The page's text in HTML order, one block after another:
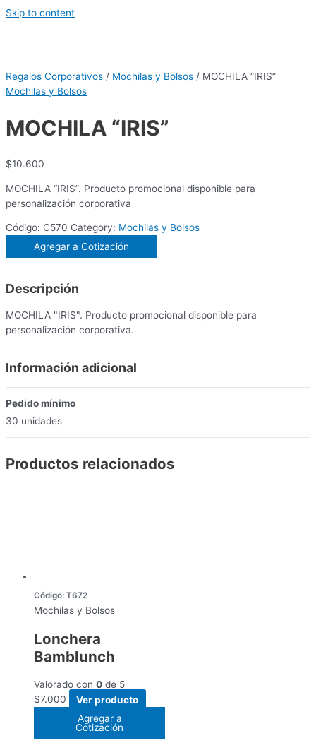
Skip to content
Regalos Corporativos / Mochilas y Bolsos / MOCHILA “IRIS”
Mochilas y Bolsos
MOCHILA “IRIS”
$10.600
MOCHILA “IRIS”. Producto promocional disponible para
personalización corporativa
Código: C570 Category: Mochilas y Bolsos
Agregar a Cotización
Descripción
MOCHILA "IRIS". Producto promocional disponible para
personalización corporativa.
Información adicional
Pedido mínimo
30 unidades
Productos relacionados
Código: T672
Mochilas y Bolsos
Lonchera
Bamblunch
Valorado con 0 de 5
$7.000
Ver producto
Agregar a
Cotización